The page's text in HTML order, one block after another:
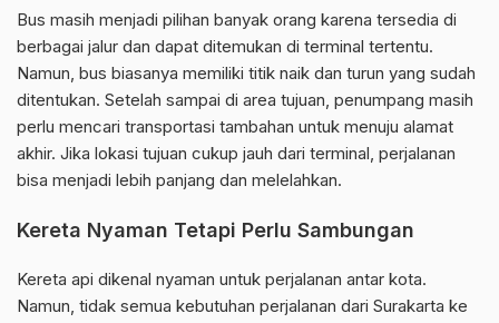
Bus masih menjadi pilihan banyak orang karena tersedia di
berbagai jalur dan dapat ditemukan di terminal tertentu.
Namun, bus biasanya memiliki titik naik dan turun yang sudah
ditentukan. Setelah sampai di area tujuan, penumpang masih
perlu mencari transportasi tambahan untuk menuju alamat
akhir. Jika lokasi tujuan cukup jauh dari terminal, perjalanan
bisa menjadi lebih panjang dan melelahkan.
Kereta Nyaman Tetapi Perlu Sambungan
Kereta api dikenal nyaman untuk perjalanan antar kota.
Namun, tidak semua kebutuhan perjalanan dari Surakarta ke